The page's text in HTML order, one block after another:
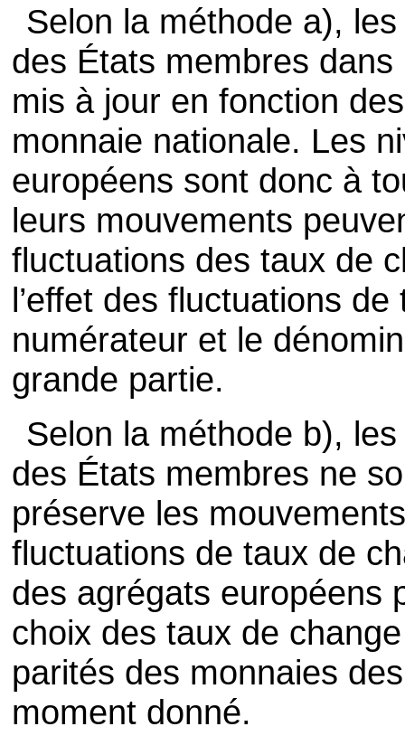
Selon la méthode a),
des États membres
mis à jour en fonction
monnaie nationale. Les
européens sont donc à
leurs mouvements
fluctuations des taux de
l’effet des fluctuations
numérateur et le
grande partie.
Selon la méthode b),
des États membres ne
préserve les
fluctuations de taux de
des agrégats européens
choix des taux de
parités des monnaies
moment donné.